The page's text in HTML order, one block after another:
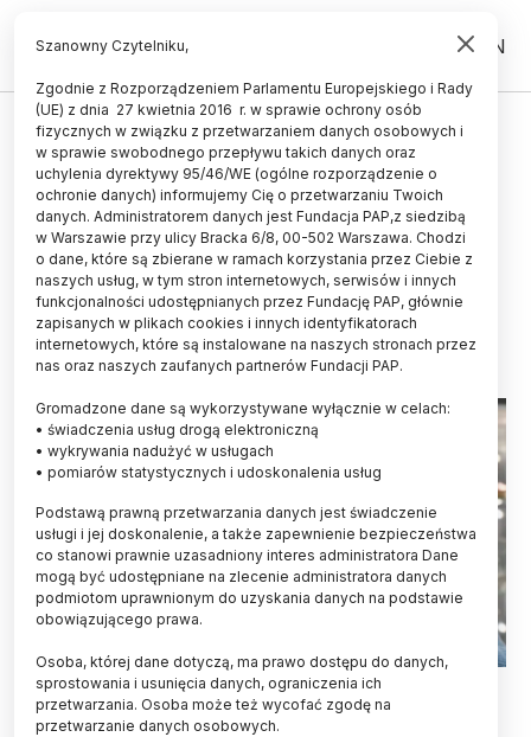
PL EN
HISTORIA I KULTURA
Zachodniopomorskie/ Szklane
przeźrocza z przełomu XIX i XX w.
trafiły do muzeum w Kamieniu
Pomorskim
11.03.2025
aktualizacja: 11.03.2025
2 minuty czytania
10.03.2025. Dyrektor muzeum Grzegorz Kurka prezentuje nowo
pozyskaną kolekcję stuletnich przeźroczy w Muzeum Ziemi
Kamieńskiej w Kamieniu Pomorskim. PAP/Marcin Bielecki
Szanowny Czytelniku,
Zgodnie z Rozporządzeniem Parlamentu Europejskiego i Rady
(UE) z dnia 27 kwietnia 2016 r. w sprawie ochrony osób
fizycznych w związku z przetwarzaniem danych osobowych i
w sprawie swobodnego przepływu takich danych oraz
uchylenia dyrektywy 95/46/WE (ogólne rozporządzenie o
ochronie danych) informujemy Cię o przetwarzaniu Twoich
danych. Administratorem danych jest Fundacja PAP,z siedzibą
w Warszawie przy ulicy Bracka 6/8, 00-502 Warszawa. Chodzi
o dane, które są zbierane w ramach korzystania przez Ciebie z
naszych usług, w tym stron internetowych, serwisów i innych
funkcjonalności udostępnianych przez Fundację PAP, głównie
zapisanych w plikach cookies i innych identyfikatorach
internetowych, które są instalowane na naszych stronach przez
nas oraz naszych zaufanych partnerów Fundacji PAP.
Gromadzone dane są wykorzystywane wyłącznie w celach:
• świadczenia usług drogą elektroniczną
• wykrywania nadużyć w usługach
• pomiarów statystycznych i udoskonalenia usług
Podstawą prawną przetwarzania danych jest świadczenie
usługi i jej doskonalenie, a także zapewnienie bezpieczeństwa
co stanowi prawnie uzasadniony interes administratora Dane
mogą być udostępniane na zlecenie administratora danych
podmiotom uprawnionym do uzyskania danych na podstawie
obowiązującego prawa.
Osoba, której dane dotyczą, ma prawo dostępu do danych,
sprostowania i usunięcia danych, ograniczenia ich
przetwarzania. Osoba może też wycofać zgodę na
przetwarzanie danych osobowych.